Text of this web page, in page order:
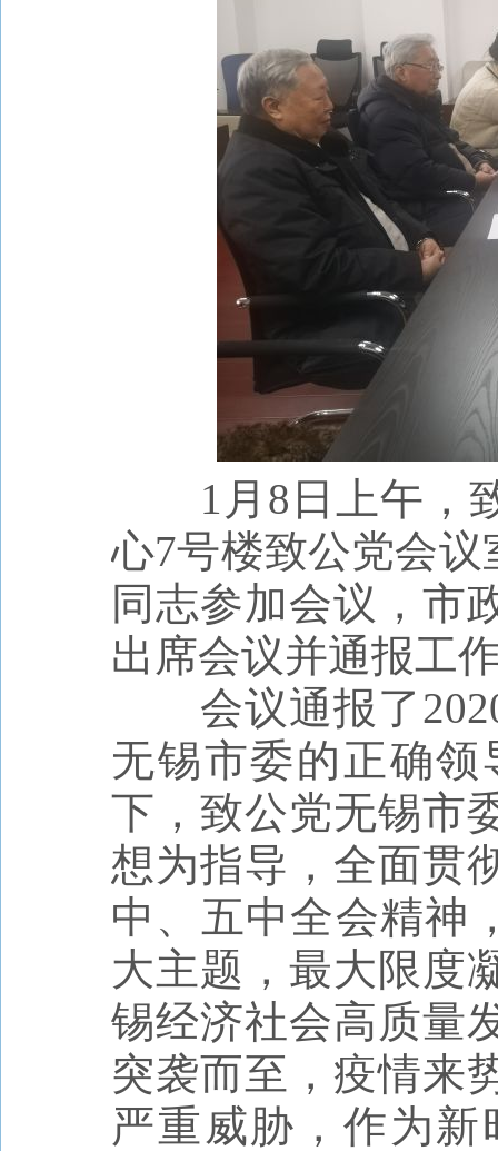
1月8日上午，
心7号楼致公党会
同志参加会议，市
出席会议并通报工
会议通报了
无锡市委的正确
下，致公党无锡市
想为指导，全面贯
中、五中全会精神
大主题，最大限度
锡经济社会高质量
突袭而至，疫情来
严重威胁，作为